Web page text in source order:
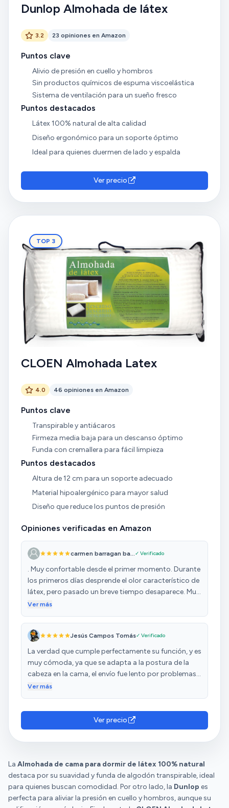
Dunlop Almohada de látex
3.2 23 opiniones en Amazon
Puntos clave
Alivio de presión en cuello y hombros
Sin productos químicos de espuma viscoelástica
Sistema de ventilación para un sueño fresco
Puntos destacados
Látex 100% natural de alta calidad
Diseño ergonómico para un soporte óptimo
Ideal para quienes duermen de lado y espalda
Ver precio
TOP 3
CLOEN Almohada Latex
4.0 46 opiniones en Amazon
Puntos clave
Transpirable y antiácaros
Firmeza media baja para un descanso óptimo
Funda con cremallera para fácil limpieza
Puntos destacados
Altura de 12 cm para un soporte adecuado
Material hipoalergénico para mayor salud
Diseño que reduce los puntos de presión
Opiniones verificadas en Amazon
carmen barragan ba... ✓ Verificado
. Muy confortable desde el primer momento. Durante
los primeros días desprende el olor característico de
látex, pero pasado un breve tiempo desaparece. Muy
buena compra
Ver más
Jesús Campos Tomás✓ Verificado
La verdad que cumple perfectamente su función, y es
muy cómoda, ya que se adapta a la postura de la
cabeza en la cama, el envío fue lento por problemas
logísticos. Todo perfecto.
Ver más
Ver precio
La Almohada de cama para dormir de látex 100% natural
destaca por su suavidad y funda de algodón transpirable, ideal
para quienes buscan comodidad. Por otro lado, la Dunlop es
perfecta para aliviar la presión en cuello y hombros, aunque su